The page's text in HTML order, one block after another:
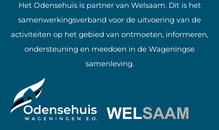
Het Odensehuis is partner van Welsaam. Dit is het
samenwerkingsverband voor de uitvoering van de
activiteiten op het gebied van ontmoeten, informeren,
ondersteuning en meedoen in de Wageningse
samenleving.